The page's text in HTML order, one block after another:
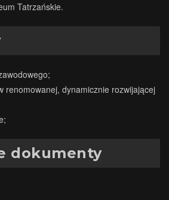
Tatrzańskie.
renomowanej, dynamicznie rozwijającej
dokumenty